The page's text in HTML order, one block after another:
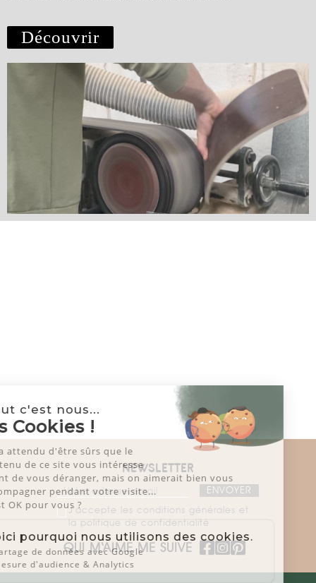
Découvrir
NEWSLETTER
J'accepte les conditions générales et
la politique de confidentialité
QUI M‘AIME ME SUIVE
Salut c'est nous...
les Cookies !
On a attendu d'être sûrs que le
contenu de ce site vous intéresse
avant de vous déranger, mais on aimerait bien vous
accompagner pendant votre visite...
C'est OK pour vous ?
Voici pourquoi nous utilisons des cookies.
Partage de données avec Google
Mesure d'audience & Analytics